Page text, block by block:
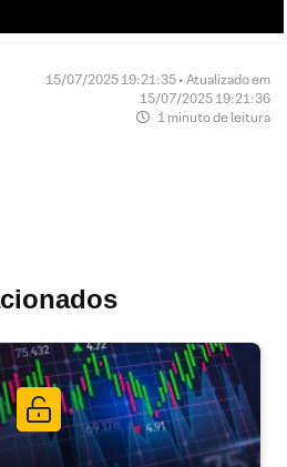
15/07/2025 19:21:35 • Atualizado em
15/07/2025 19:21:36
1 minuto de leitura